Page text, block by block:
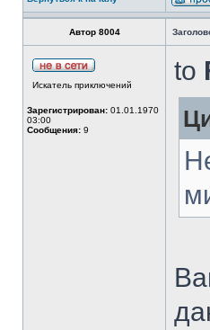
Автор 8004
Искатель приключений
Зарегистрирован: 01.01.1970
03:00
Сообщения: 9
to